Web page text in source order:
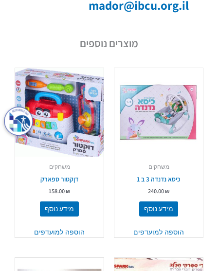
mador@ibcu.org.il
מוצרים נוספים
משחקים
כיסא נדנדה 3 ב 1
240.00₪
מידע נוסף
הוספה למועדפים
משחקים
דןקטור ספארק
158.00₪
מידע נוסף
הוספה למועדפים